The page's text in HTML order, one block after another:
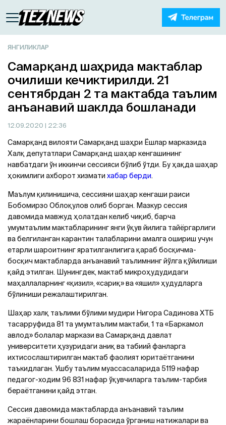
ЯНГИЛИКЛАР
Самарқанд шаҳрида мактаблар
очилиши кечиктирилди. 21
сентябрдан 2 та мактабда таълим
анъанавий шаклда бошланади
12.09.2020 | 22:36
Самарқанд вилояти Самарқанд шаҳри Ёшлар марказида
Халқ депутатлари Самарқанд шаҳар кенгашининг
навбатдаги ўн иккинчи сессияси бўлиб ўтди. Бу ҳақда шаҳар
ҳокимлиги ахборот хизмати хабар берди.
Маълум қилинишича, сессияни шаҳар кенгаши раиси
Бобомирзо Облоқулов олиб борган. Мазкур сессия
давомида мавжуд ҳолатдан келиб чиқиб, барча
умумтаълим мактабларининг янги ўқув йилига тайёргарлиги
ва белгиланган карантин талабларини амалга ошириш учун
етарли шароитнинг яратилганлигига қараб босқичма-
босқич мактабларда анъанавий таълимнинг йўлга қўйилиши
қайд этилган. Шунингдек, мактаб микроҳудудидаги
маҳаллаларнинг «қизил», «сариқ» ва «яшил» ҳудудларга
бўлиниши режалаштирилган.
Шаҳар халқ таълими бўлими мудири Нигора Садинова ХТБ
тасарруфида 81 та умумтаълим мактаби, 1 та «Баркамол
авлод» болалар маркази ва Самарқанд давлат
университети ҳузуридаги аниқ ва табиий фанларга
ихтисослаштирилган мактаб фаолият юритаётганини
таъкидлаган. Ушбу таълим муассасаларида 5119 нафар
педагог-ходим 96 831 нафар ўқувчиларга таълим-тарбия
бераётганини қайд этган.
Сессия давомида мактабларда анъанавий таълим
жараёнларини бошлаш борасида ўрганиш натижалари ва